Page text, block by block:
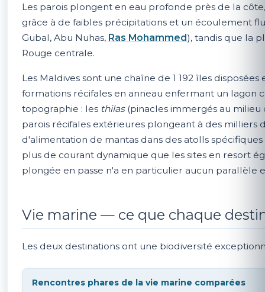
Les parois plongent en eau profonde près de la
grâce à de faibles précipitations et un écoulement
Gubal, Abu Nuhas, Ras Mohammed), tandis que la
Rouge centrale.
Les Maldives sont une chaîne de 1 192 îles
formations récifales en anneau enfermant un lagon
topographie : les thilas(pinacles immergés au milieu
parois récifales extérieures plongeant à des
d'alimentation de mantas dans des atolls
plus de courant dynamique que les sites en resort
plongée en passe n'a en particulier aucun parallèle
Vie marine — ce que chaque
Les deux destinations ont une biodiversité
Rencontres phares de la vie marine comparées